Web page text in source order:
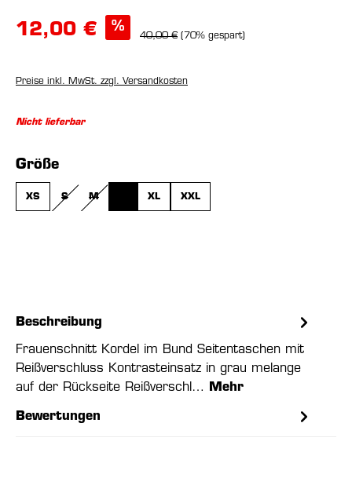
12,00 € %
40,00 € (70% gespart)
Preise inkl. MwSt. zzgl. Versandkosten
Nicht lieferbar
Größeauswählen
XS S
(DIESE OPTION IST ZURZEIT NICHT VERFÜGBAR.)
M XL XXL
Beschreibung
Frauenschnitt Kordel im Bund Seitentaschen mit
Reißverschluss Kontrasteinsatz in grau melange
auf der Rückseite Reißverschl…
Mehr
Bewertungen